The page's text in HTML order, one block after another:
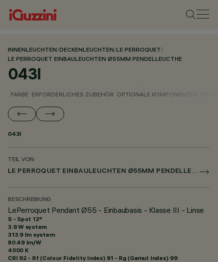
INNENLEUCHTEN/DECKENLEUCHTEN/LE PERROQUET/
LE PERROQUET EINBAULEUCHTEN Ø55MM PENDELLEUCTHE
043I
FARBE ERFORDERLICHES ZUBEHÖR OPTIONALE KOMPONENTEN
043I
TEIL VON
LE PERROQUET EINBAULEUCHTEN Ø55MM PENDELLEUCTHE
BESCHREIBUNG
LePerroquet Pendant Ø55 - Einbaubasis - Klasse III - Linse
S - Spot 12°
3.9 W system
313.9 lm system
80.49 lm/W
4000 K
CRI 92 - Rf (Colour Fidelity Index) 91 - Rg (Gamut Index) 99